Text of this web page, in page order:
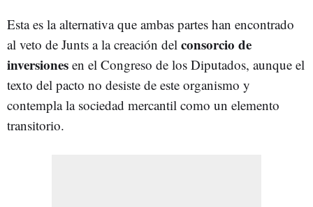
Esta es la alternativa que ambas partes han encontrado
al veto de Junts a la creación del consorcio de
inversiones en el Congreso de los Diputados, aunque el
texto del pacto no desiste de este organismo y
contempla la sociedad mercantil como un elemento
transitorio.